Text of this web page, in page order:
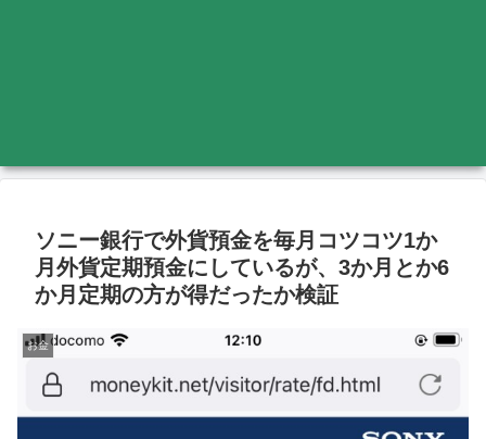
ソニー銀行で外貨預金を毎月コツコツ1か
月外貨定期預金にしているが、3か月とか6
か月定期の方が得だったか検証
お金